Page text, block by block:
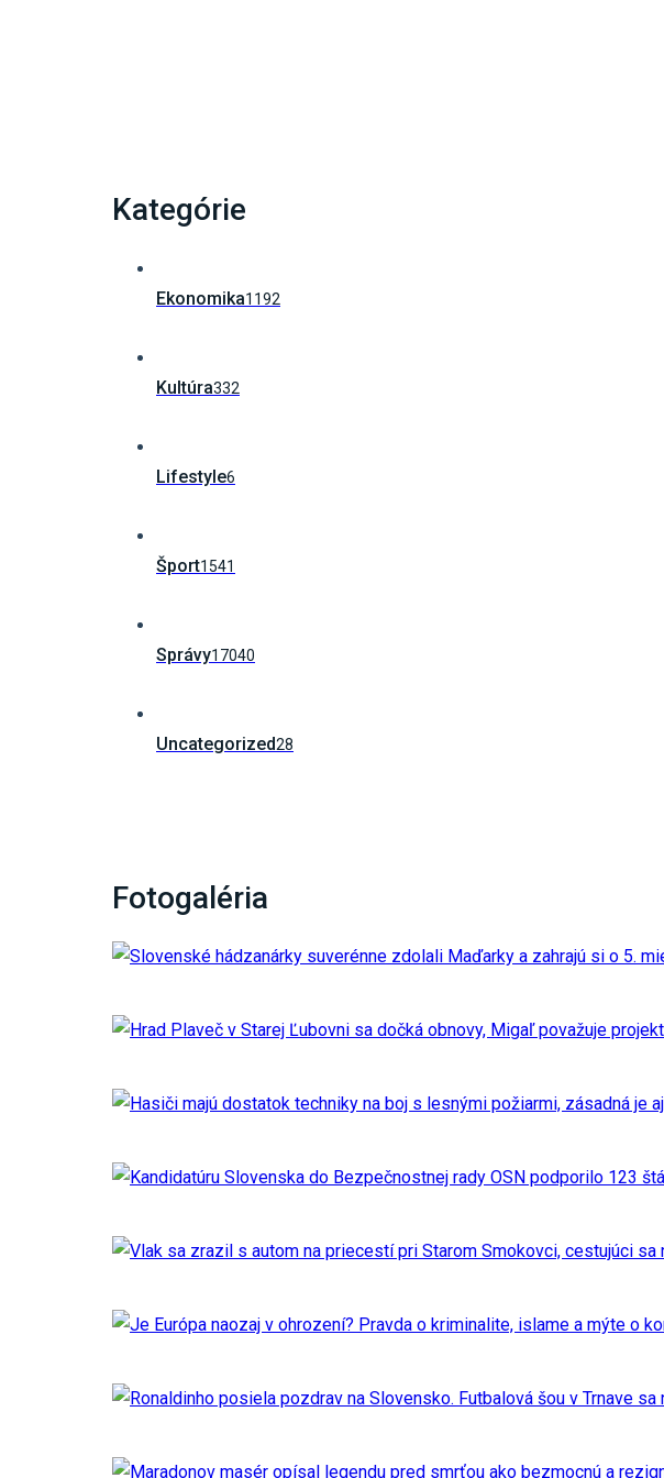
Kategórie
Ekonomika1192
Kultúra332
Lifestyle6
Šport1541
Správy17040
Uncategorized28
Fotogaléria